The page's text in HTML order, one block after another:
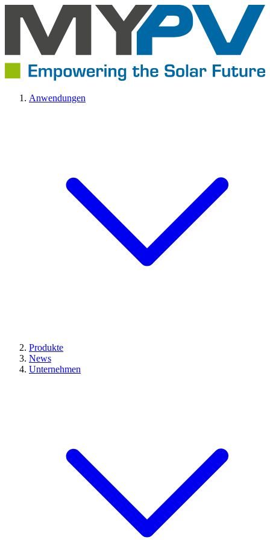
Anwendungen
Produkte
News
Unternehmen